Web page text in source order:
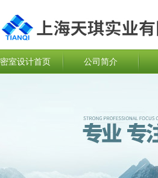
密室设计首页 公司简介